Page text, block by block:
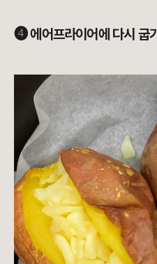
➍ 에어프라이어에 다시 굽기